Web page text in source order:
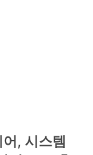
, 시스템